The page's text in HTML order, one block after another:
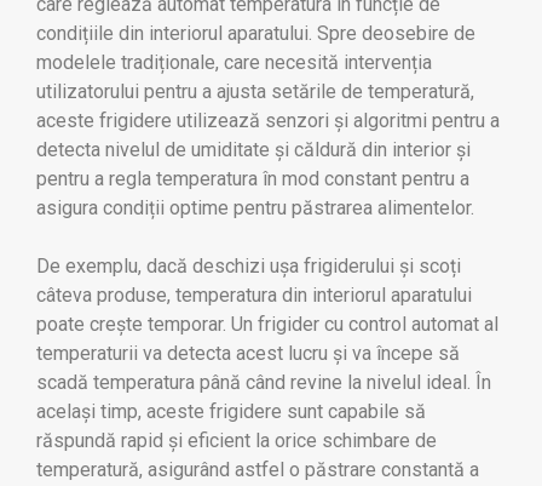
care reglează automat temperatura în funcție de
condițiile din interiorul aparatului. Spre deosebire de
modelele tradiționale, care necesită intervenția
utilizatorului pentru a ajusta setările de temperatură,
aceste frigidere utilizează senzori și algoritmi pentru a
detecta nivelul de umiditate și căldură din interior și
pentru a regla temperatura în mod constant pentru a
asigura condiții optime pentru păstrarea alimentelor.
De exemplu, dacă deschizi ușa frigiderului și scoți
câteva produse, temperatura din interiorul aparatului
poate crește temporar. Un frigider cu control automat al
temperaturii va detecta acest lucru și va începe să
scadă temperatura până când revine la nivelul ideal. În
același timp, aceste frigidere sunt capabile să
răspundă rapid și eficient la orice schimbare de
temperatură, asigurând astfel o păstrare constantă a